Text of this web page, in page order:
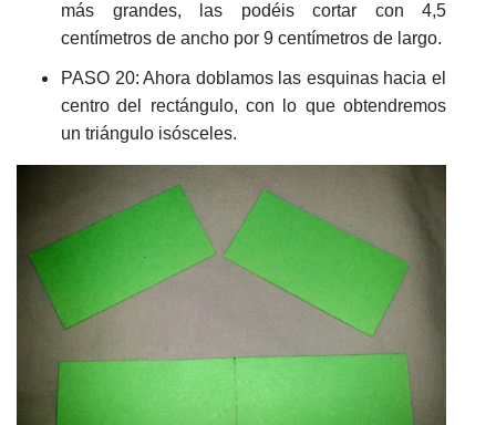
más grandes, las podéis cortar con 4,5
centímetros de ancho por 9 centímetros de largo.
PASO 20: Ahora doblamos las esquinas hacia el
centro del rectángulo, con lo que obtendremos
un triángulo isósceles.